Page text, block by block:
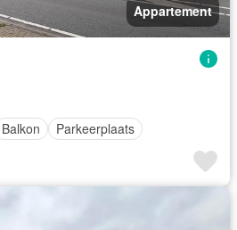
Appartement
Balkon Parkeerplaats